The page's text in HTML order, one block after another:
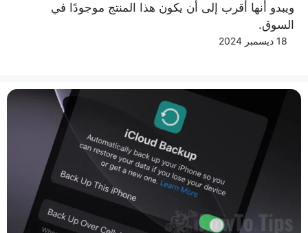
ويبدو أنها أقرب إلى أن يكون هذا المنتج موجودًا في
السوق.
18 ديسمبر 2024